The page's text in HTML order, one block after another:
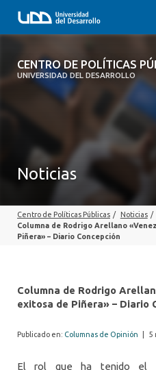
CENTRO DE POLÍTICAS
UNIVERSIDAD DEL DESARROLLO
CENTRO DE POLÍTICAS
DOCUMENTOS DE TRABAJO
Noticias
Centro de Políticas Públicas / Noticias /
Columna de Rodrigo Arellano
Piñera» – Diario Concepción
Columna de Rodrigo
exitosa de Piñera» – Diario
Publicado en: Columnas de Opinión 5
El rol que ha tenido el